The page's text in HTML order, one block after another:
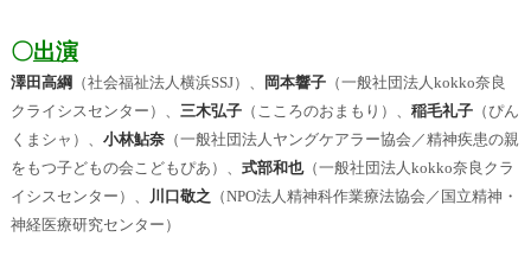
〇出演
澤田高綱 （社会福祉法人横浜SSJ）、 岡本響子（一般社団法人kokko奈良
クライシスセンター）、 三木弘子（こころのおまもり）、 稲毛礼子（ぴん
くまシャ）、 小林鮎奈（一般社団法人ヤングケアラー協会／精神疾患の親
をもつ子どもの会こどもぴあ）、 式部和也（一般社団法人kokko奈良クラ
イシスセンター）、
川口敬之 （NPO法人精神科作業療法協会／国立精神・
神経医療研究センター）